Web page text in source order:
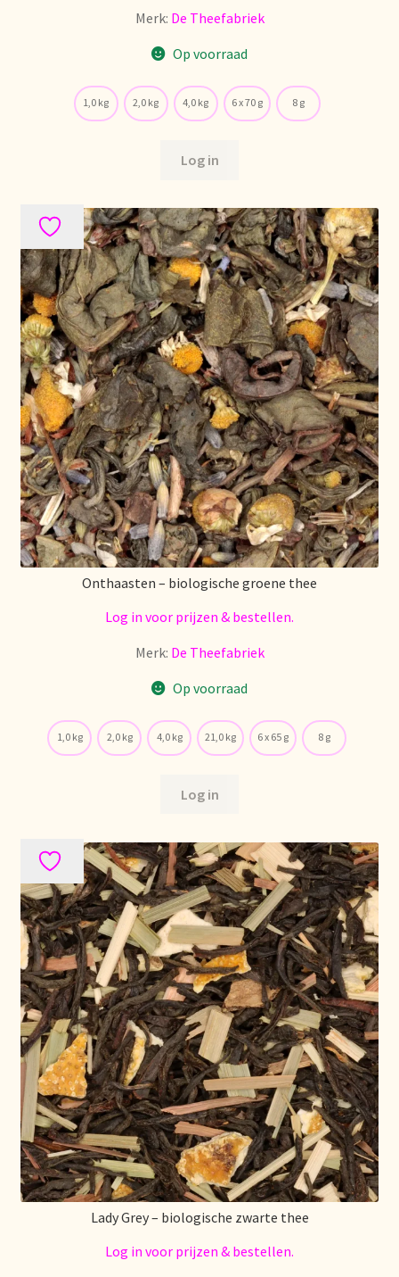
Nuestra visión del té
Onlineshop
Onze visie op thee
Ordering and delivery time
Organic certificates
Our vision on tea
Over ons
Pagos y descuentos
Paiement et réductions
Payment and discounts
Pedidos y plazos de entrega
Personal Branding
Politique tarifaire
Preispolitik
Pricing policy
Prijsbeleid
Privacy statement
Privacyverklaring
Product range
Questions relatives aux stocks
Retouren en garantie
Merk: De Theefabriek
Op voorraad
1,0 kg 2,0 kg 4,0 kg 6 x 70 g 8 g
Log in
Onthaasten – biologische groene thee
Log in voor prijzen & bestellen.
Merk: De Theefabriek
Op voorraad
1,0 kg 2,0 kg 4,0 kg 21,0 kg 6 x 65 g 8 g
Log in
Lady Grey – biologische zwarte thee
Log in voor prijzen & bestellen.